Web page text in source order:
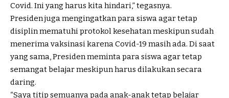
Covid. Ini yang harus kita hindari,” tegasnya.
Presiden juga mengingatkan para siswa agar tetap
disiplin mematuhi protokol kesehatan meskipun sudah
menerima vaksinasi karena Covid-19 masih ada. Di saat
yang sama, Presiden meminta para siswa agar tetap
semangat belajar meskipun harus dilakukan secara
daring.
“Saya titip semuanya pada anak-anak tetap belajar